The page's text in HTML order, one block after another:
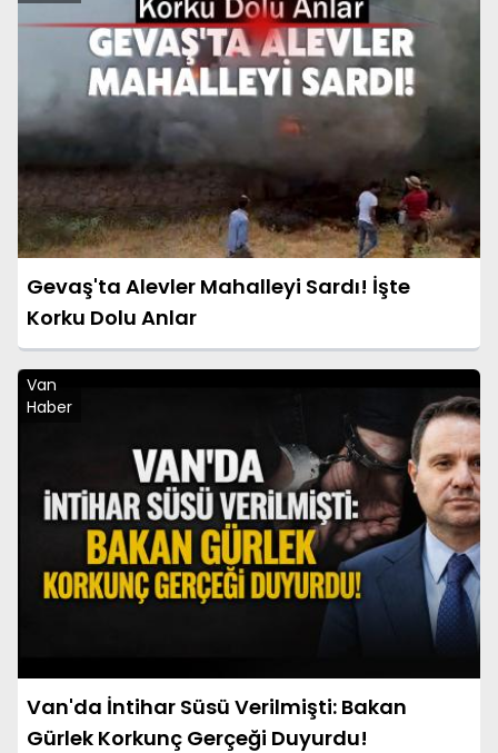
Gevaş'ta Alevler Mahalleyi Sardı! İşte
Korku Dolu Anlar
Van
Haber
Van'da İntihar Süsü Verilmişti: Bakan
Gürlek Korkunç Gerçeği Duyurdu!